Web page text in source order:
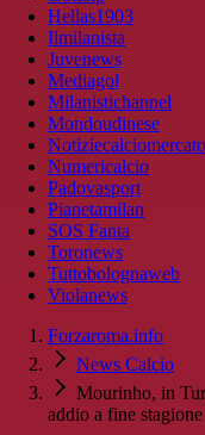
Hellas1903
Ilmilanista
Juvenews
Mediagol
Milanistichannel
Mondoudinese
Notiziecalciomercato
Numericalcio
Padovasport
Pianetamilan
SOS Fanta
Toronews
Tuttobolognaweb
Violanews
Forzaroma.info
News Calcio
Mourinho, in
addio a fine stagione